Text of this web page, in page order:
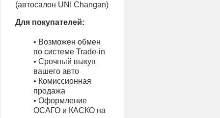
(автосалон UNI Changan)
Для покупателей:
• Возможен обмен
по системе Trade-in
• Срочный выкуп
вашего авто
• Комиссионная
продажа
• Оформление
ОСАГО и КАСКО на